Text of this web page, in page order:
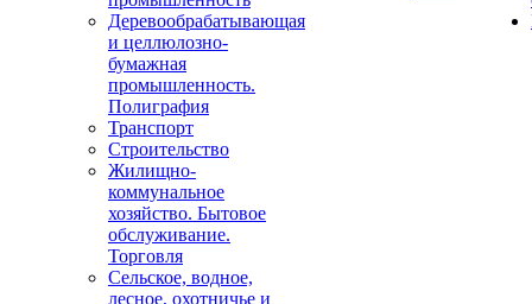
Деревообрабатывающая
и целлюлозно-
бумажная
промышленность.
Полиграфия
Транспорт
Строительство
Жилищно-
коммунальное
хозяйство. Бытовое
обслуживание.
Торговля
Сельское, водное,
лесное, охотничье и